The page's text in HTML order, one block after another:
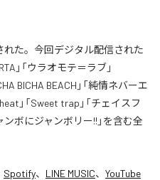
れた。今回デジタル配信された
」「ウラオモテ＝ラブ」
BICHA BEACH」「純情ネバーエ
」「Sweet trap」「チェイスフ
ンボにジャンボリー!!」を含む全
Spotify、 LINE MUSIC、 YouTube